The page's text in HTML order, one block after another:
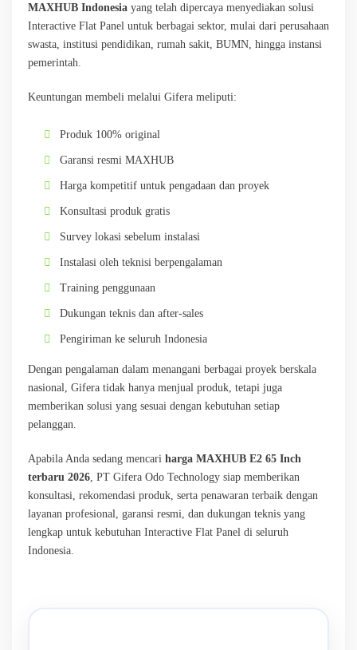
MAXHUB Indonesia yang telah dipercaya menyediakan solusi
Interactive Flat Panel untuk berbagai sektor, mulai dari perusahaan
swasta, institusi pendidikan, rumah sakit, BUMN, hingga instansi
pemerintah.
Keuntungan membeli melalui Gifera meliputi:
Produk 100% original
Garansi resmi MAXHUB
Harga kompetitif untuk pengadaan dan proyek
Konsultasi produk gratis
Survey lokasi sebelum instalasi
Instalasi oleh teknisi berpengalaman
Training penggunaan
Dukungan teknis dan after-sales
Pengiriman ke seluruh Indonesia
Dengan pengalaman dalam menangani berbagai proyek berskala
nasional, Gifera tidak hanya menjual produk, tetapi juga
memberikan solusi yang sesuai dengan kebutuhan setiap
pelanggan.
Apabila Anda sedang mencari harga MAXHUB E2 65 Inch
terbaru 2026 , PT Gifera Odo Technology siap memberikan
konsultasi, rekomendasi produk, serta penawaran terbaik dengan
layanan profesional, garansi resmi, dan dukungan teknis yang
lengkap untuk kebutuhan Interactive Flat Panel di seluruh
Indonesia.